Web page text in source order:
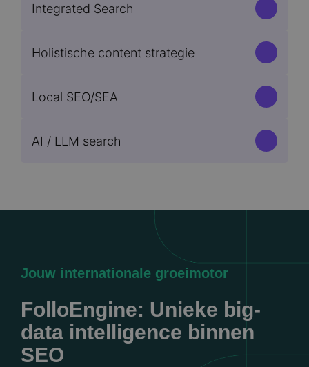
Integrated Search
Holistische content strategie
Local SEO/SEA
AI / LLM search
Jouw internationale groeimotor
FolloEngine: Unieke big-
data intelligence binnen
SEO